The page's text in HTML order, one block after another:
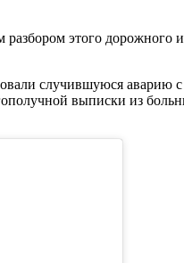
этого
случившуюся аварию
выписки из